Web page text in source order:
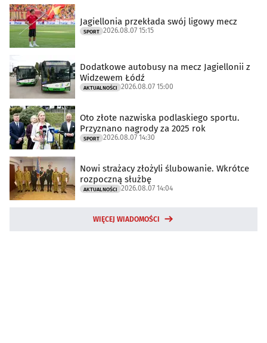
Jagiellonia przekłada swój ligowy mecz
SPORT 2026.08.07 15:15
Dodatkowe autobusy na mecz Jagiellonii z
Widzewem Łódź
AKTUALNOŚCI 2026.08.07 15:00
Oto złote nazwiska podlaskiego sportu.
Przyznano nagrody za 2025 rok
SPORT 2026.08.07 14:30
Nowi strażacy złożyli ślubowanie. Wkrótce
rozpoczną służbę
AKTUALNOŚCI 2026.08.07 14:04
WIĘCEJ WIADOMOŚCI